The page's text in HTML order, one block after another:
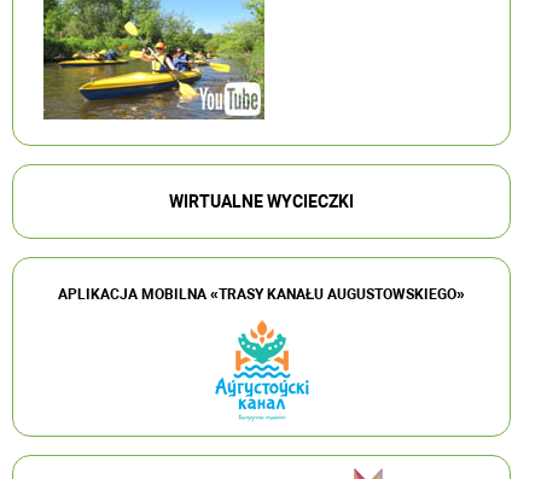
WIRTUALNE WYCIECZKI
APLIKACJA MOBILNA «TRASY KANAŁU AUGUSTOWSKIEGO»